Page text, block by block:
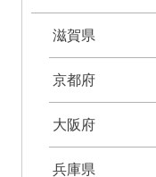
滋賀県
京都府
大阪府
兵庫県